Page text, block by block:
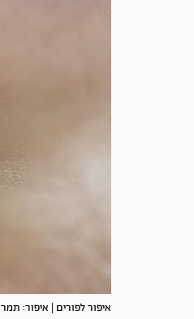
איפור לפורים | איפור: